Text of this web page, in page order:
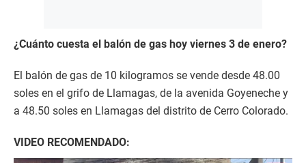
¿Cuánto cuesta el balón de gas hoy viernes 3 de enero?
El balón de gas de 10 kilogramos se vende desde 48.00
soles en el grifo de Llamagas, de la avenida Goyeneche y
a 48.50 soles en Llamagas del distrito de Cerro Colorado.
VIDEO RECOMENDADO: